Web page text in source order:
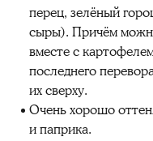
перец, зелёный
сыры). Причём
вместе с
последнего
их сверху.
Очень хорошо
и паприка.